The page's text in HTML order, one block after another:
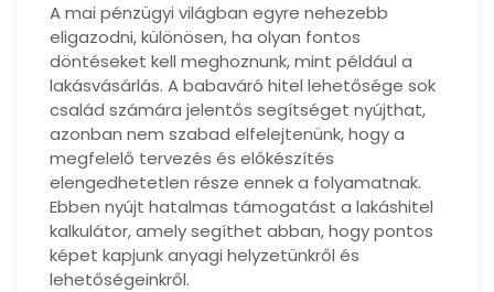
A mai pénzügyi világban egyre nehezebb
eligazodni, különösen, ha olyan fontos
döntéseket kell meghoznunk, mint például a
lakásvásárlás. A babaváró hitel lehetősége sok
család számára jelentős segítséget nyújthat,
azonban nem szabad elfelejtenünk, hogy a
megfelelő tervezés és előkészítés
elengedhetetlen része ennek a folyamatnak.
Ebben nyújt hatalmas támogatást a lakáshitel
kalkulátor, amely segíthet abban, hogy pontos
képet kapjunk anyagi helyzetünkről és
lehetőségeinkről.